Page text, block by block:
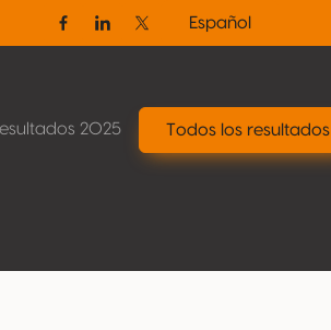
FacebookLinkedinTwitter / X
Español
2025 Todos los resultados